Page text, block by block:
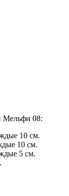
Мельфи 08:
10 см.
10 см.
5 см.